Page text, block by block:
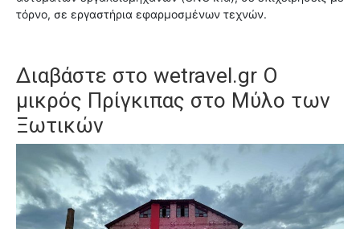
τόρνο, σε εργαστήρια εφαρμοσμένων τεχνών.
Διαβάστε στο wetravel.gr Ο
μικρός Πρίγκιπας στο Μύλο των
Ξωτικών